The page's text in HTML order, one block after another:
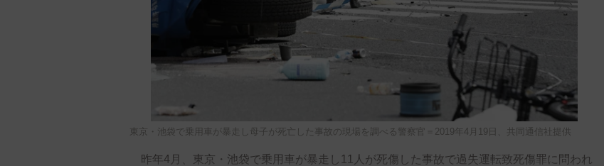
東京・池袋で乗用車が暴走し母子が死亡した事故の現場を調べる警察官＝2019年4月19日、共同通信社提供
昨年4月、東京・池袋で乗用車が暴走し11人が死傷した事故で過失運転致死傷罪に問われ